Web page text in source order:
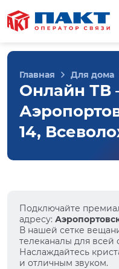
Главная Для дома
Онлайн ТВ
14,
Подключайте
адресу:
В нашей сетке
телеканалы для всей
Наслаждайтесь
и отличным звуком.